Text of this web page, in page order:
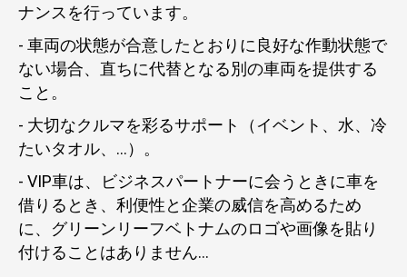
ナンスを行っています。
- 車両の状態が合意したとおりに良好な作動状態で
ない場合、直ちに代替となる別の車両を提供する
こと。
- 大切なクルマを彩るサポート（イベント、水、冷
たいタオル、...）。
- VIP車は、ビジネスパートナーに会うときに車を
借りるとき、利便性と企業の威信を高めるため
に、グリーンリーフベトナムのロゴや画像を貼り
付けることはありません...